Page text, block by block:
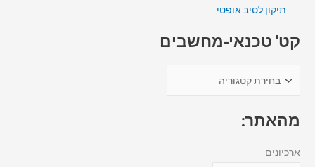
תיקון לסיב אופטי
קט' טכנאי-מחשבים
מהאתר:
ארכיונים